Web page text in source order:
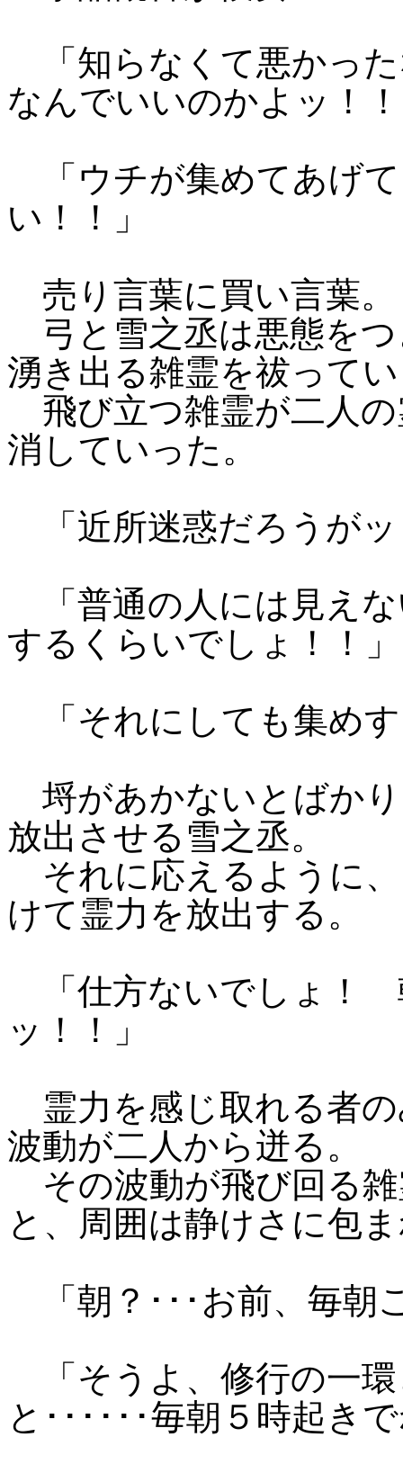
「知らなくて悪かっ
なんでいいのかよッ！
「ウチが集めてあげ
い！！」
売り言葉に買い言葉。
弓と雪之丞は悪態を
湧き出る雑霊を祓って
飛び立つ雑霊が二人
消していった。
「近所迷惑だろうがッ
「普通の人には見え
するくらいでしょ！
「それにしても集め
埒があかないとばか
放出させる雪之丞。
それに応えるように
けて霊力を放出する。
「仕方ないでしょ！
ッ！！」
霊力を感じ取れる者
波動が二人から迸る。
その波動が飛び回る
と、周囲は静けさに包
「朝？･･･お前、毎朝
「そうよ、修行の一
と･･････毎朝５時起き